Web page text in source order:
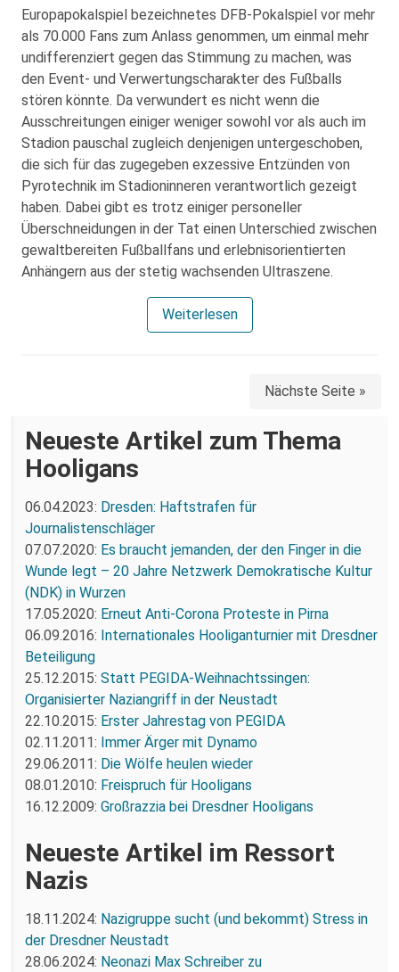
Europapokalspiel bezeichnetes DFB-Pokalspiel vor mehr
als 70.000 Fans zum Anlass genommen, um einmal mehr
undifferenziert gegen das Stimmung zu machen, was
den Event- und Verwertungscharakter des Fußballs
stören könnte. Da verwundert es nicht wenn die
Ausschreitungen einiger weniger sowohl vor als auch im
Stadion pauschal zugleich denjenigen untergeschoben,
die sich für das zugegeben exzessive Entzünden von
Pyrotechnik im Stadioninneren verantwortlich gezeigt
haben. Dabei gibt es trotz einiger personeller
Überschneidungen in der Tat einen Unterschied zwischen
gewaltbereiten Fußballfans und erlebnisorientierten
Anhängern aus der stetig wachsenden Ultraszene.
Weiterlesen
Nächste Seite »
Neueste Artikel zum Thema
Hooligans
06.04.2023: Dresden: Haftstrafen für
Journalistenschläger
07.07.2020: Es braucht jemanden, der den Finger in die
Wunde legt – 20 Jahre Netzwerk Demokratische Kultur
(NDK) in Wurzen
17.05.2020: Erneut Anti-Corona Proteste in Pirna
06.09.2016: Internationales Hooliganturnier mit Dresdner
Beteiligung
25.12.2015: Statt PEGIDA-Weihnachtssingen:
Organisierter Naziangriff in der Neustadt
22.10.2015: Erster Jahrestag von PEGIDA
02.11.2011: Immer Ärger mit Dynamo
29.06.2011: Die Wölfe heulen wieder
08.01.2010: Freispruch für Hooligans
16.12.2009: Großrazzia bei Dresdner Hooligans
Neueste Artikel im Ressort
Nazis
18.11.2024: Nazigruppe sucht (und bekommt) Stress in
der Dresdner Neustadt
28.06.2024: Neonazi Max Schreiber zu